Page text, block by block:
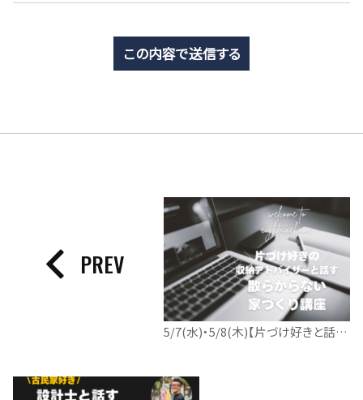
5/7(水)・5/8(木)【片づけ好きと話す｜散らからない家づくり講座】
PREV